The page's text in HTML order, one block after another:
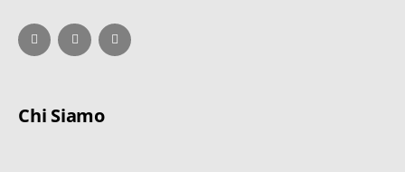
Chi Siamo